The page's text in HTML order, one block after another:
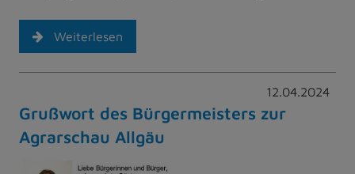
Weiterlesen
12.04.2024
Grußwort des Bürgermeisters zur
Agrarschau Allgäu